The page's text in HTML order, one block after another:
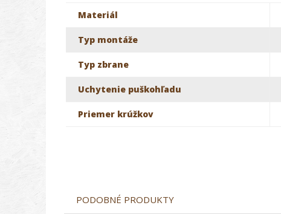
Materiál
Typ montáže
Typ zbrane
Uchytenie puškohľadu
Priemer krúžkov
PODOBNÉ PRODUKTY